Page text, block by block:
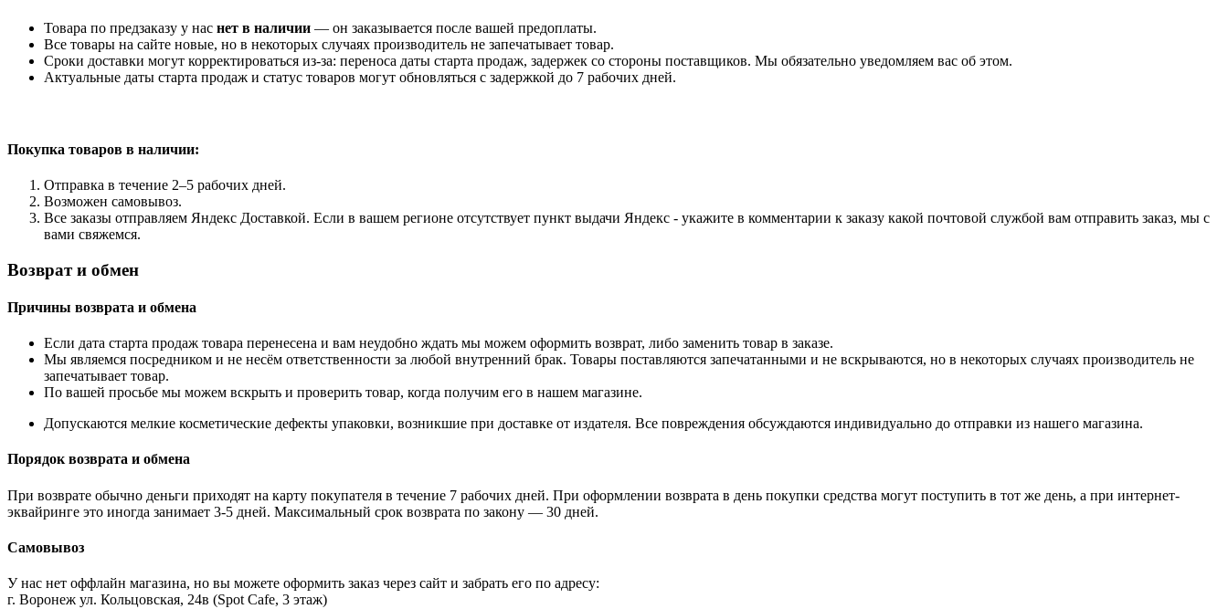
Товара по предзаказу у нас нет в наличии — он заказывается после вашей предоплаты.
Все товары на сайте новые, но в некоторых случаях производитель не запечатывает товар.
Сроки доставки могут корректироваться из-за: переноса даты старта продаж, задержек со стороны поставщиков. Мы обязательно уведомляем вас об этом.
Актуальные даты старта продаж и статус товаров могут обновляться с задержкой до 7 рабочих дней.
Покупка товаров в наличии:
Отправка в течение 2–5 рабочих дней.
Возможен самовывоз.
Все заказы отправляем Яндекс Доставкой. Если в вашем регионе отсутствует пункт выдачи Яндекс - укажите в комментарии к заказу какой почтовой службой вам отправить заказ, мы с
вами свяжемся.
Возврат и обмен
Причины возврата и обмена
Если дата старта продаж товара перенесена и вам неудобно ждать мы можем оформить возврат, либо заменить товар в заказе.
Мы являемся посредником и не несём ответственности за любой внутренний брак. Товары поставляются запечатанными и не вскрываются, но в некоторых случаях производитель не
запечатывает товар.
По вашей просьбе мы можем вскрыть и проверить товар, когда получим его в нашем магазине.
Допускаются мелкие косметические дефекты упаковки, возникшие при доставке от издателя. Все повреждения обсуждаются индивидуально до отправки из нашего магазина.
Порядок возврата и обмена
При возврате обычно деньги приходят на карту покупателя в течение 7 рабочих дней. При оформлении возврата в день покупки средства могут поступить в тот же день, а при интернет-
эквайринге это иногда занимает 3-5 дней. Максимальный срок возврата по закону — 30 дней.
Самовывоз
У нас нет оффлайн магазина, но вы можете оформить заказ через сайт и забрать его по адресу:
г. Воронеж ул. Кольцовская, 24в (Spot Cafe, 3 этаж)